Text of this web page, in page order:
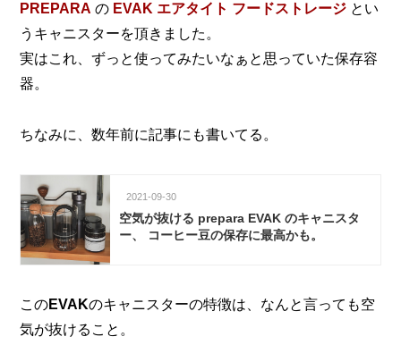
PREPARA の EVAK エアタイト フードストレージ とい
うキャニスターを頂きました。
実はこれ、ずっと使ってみたいなぁと思っていた保存容
器。
ちなみに、数年前に記事にも書いてる。
2021-09-30
空気が抜ける prepara EVAK のキャニスタ
ー、 コーヒー豆の保存に最高かも。
このEVAKのキャニスターの特徴は、なんと言っても空
気が抜けること。